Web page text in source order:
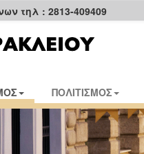
τηλ : 2813-409409
ΠΟΛΙΤΙΣΜΟΣ